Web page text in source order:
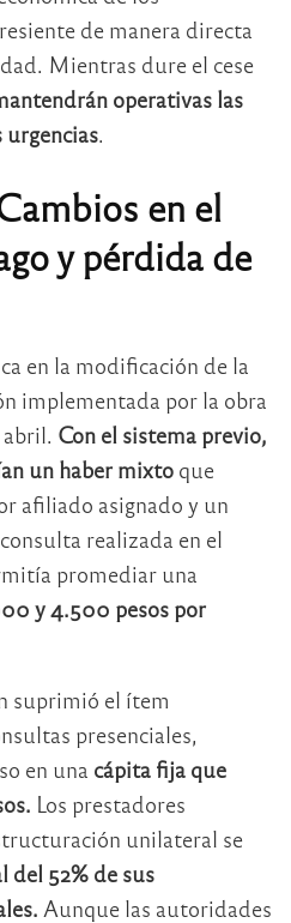
de manera directa
Mientras dure el cese
operativas las
urgencias.
en el
y pérdida de
en la modificación de la
implementada por la obra
Con el sistema previo,
un haber mixto que
afiliado asignado y un
realizada en el
promediar una
y 4.500 pesos por
suprimió el ítem
presenciales,
en una cápita fija que
Los prestadores
unilateral se
del 52% de sus
Aunque las autoridades